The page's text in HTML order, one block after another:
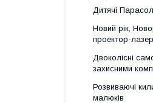
Дитячі
Новий рік,
проектор-
Двоколісні
захисними
Розвиваючі
малюків